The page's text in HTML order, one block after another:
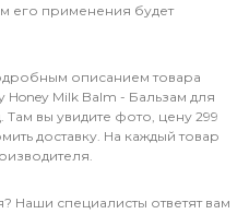
его применения будет
описанием товара
Honey Milk Balm - Бальзам для
вы увидите фото, цену 299
доставку. На каждый товар
Наши специалисты ответят вам